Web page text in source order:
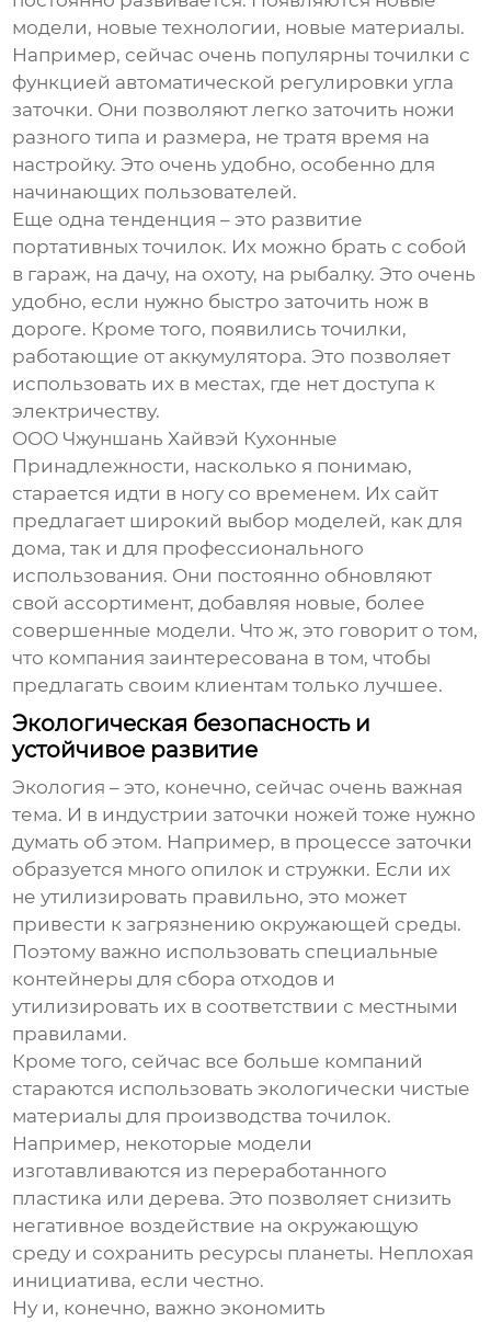
модели, новые технологии, новые материалы.
Например, сейчас очень популярны точилки с
функцией автоматической регулировки угла
заточки. Они позволяют легко заточить ножи
разного типа и размера, не тратя время на
настройку. Это очень удобно, особенно для
начинающих пользователей.
Еще одна тенденция – это развитие
портативных точилок. Их можно брать с собой
в гараж, на дачу, на охоту, на рыбалку. Это очень
удобно, если нужно быстро заточить нож в
дороге. Кроме того, появились точилки,
работающие от аккумулятора. Это позволяет
использовать их в местах, где нет доступа к
электричеству.
ООО Чжуншань Хайвэй Кухонные
Принадлежности, насколько я понимаю,
старается идти в ногу со временем. Их сайт
предлагает широкий выбор моделей, как для
дома, так и для профессионального
использования. Они постоянно обновляют
свой ассортимент, добавляя новые, более
совершенные модели. Что ж, это говорит о том,
что компания заинтересована в том, чтобы
предлагать своим клиентам только лучшее.
Экологическая безопасность и
устойчивое развитие
Экология – это, конечно, сейчас очень важная
тема. И в индустрии заточки ножей тоже нужно
думать об этом. Например, в процессе заточки
образуется много опилок и стружки. Если их
не утилизировать правильно, это может
привести к загрязнению окружающей среды.
Поэтому важно использовать специальные
контейнеры для сбора отходов и
утилизировать их в соответствии с местными
правилами.
Кроме того, сейчас все больше компаний
стараются использовать экологически чистые
материалы для производства точилок.
Например, некоторые модели
изготавливаются из переработанного
пластика или дерева. Это позволяет снизить
негативное воздействие на окружающую
среду и сохранить ресурсы планеты. Неплохая
инициатива, если честно.
Ну и, конечно, важно экономить